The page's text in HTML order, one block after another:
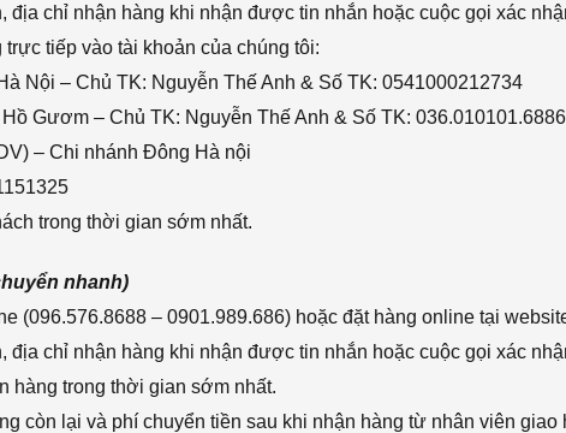
địa chỉ nhận hàng khi nhận được tin nhắn hoặc cuộc gọi xác
tiếp vào tài khoản của chúng tôi:
Nội – Chủ TK: Nguyễn Thế Anh & Số TK: 0541000212734
Gươm – Chủ TK: Nguyễn Thế Anh & Số TK:
– Chi nhánh Đông Hà nội
trong thời gian sớm nhất.
nhanh)
(096.576.8688 – 0901.989.686) hoặc đặt hàng online tại
địa chỉ nhận hàng khi nhận được tin nhắn hoặc cuộc gọi xác
hàng trong thời gian sớm nhất.
còn lại và phí chuyển tiền sau khi nhận hàng từ nhân viên giao